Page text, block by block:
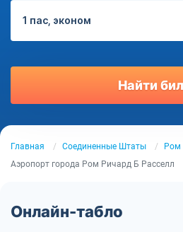
1 пас, эконом
Найти
Главная Соединенные Штаты
Ром
Аэропорт города Ром Ричард Б Расселл
Онлайн-табло